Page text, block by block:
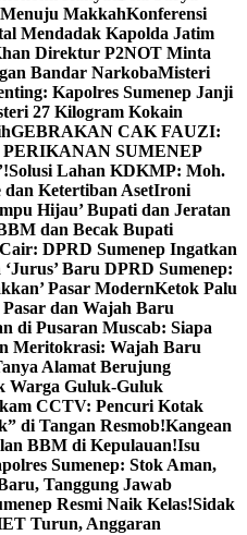
MakkahKonferensi
Mendadak Kapolda Jatim
Direktur P2NOT Minta
Bandar NarkobaMisteri
Kapolres Sumenep Janji
27 Kilogram Kokain
GEBRAKAN CAK FAUZI:
SUMENEP
Solusi Lahan KDKMP: Moh.
Ketertiban AsetIroni
Hijau’ Bupati dan Jeratan
dan Becak Bupati
DPRD Sumenep Ingatkan
‘Jurus’ Baru DPRD Sumenep:
Pasar ModernKetok Palu
dan Wajah Baru
di Pusaran Muscab: Siapa
Meritokrasi: Wajah Baru
Alamat Berujung
Warga Guluk-Guluk
CCTV: Pencuri Kotak
di Tangan Resmob!Kangean
BBM di Kepulauan!Isu
Sumenep: Stok Aman,
Tanggung Jawab
Resmi Naik Kelas!Sidak
Turun, Anggaran